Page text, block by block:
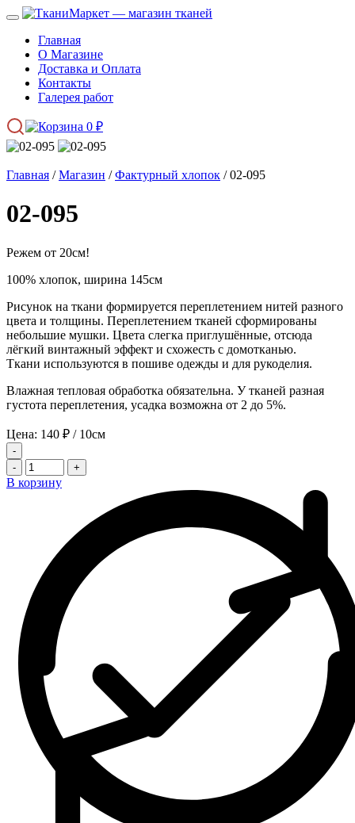
Главная
О Магазине
Доставка и Оплата
Контакты
Галерея работ
0 ₽
Главная /Магазин /Фактурный хлопок / 02-095
02-095
Режем от 20см!
100% хлопок, ширина 145см
Рисунок на ткани формируется переплетением нитей разного
цвета и толщины. Переплетением тканей сформированы
небольшие мушки. Цвета слегка приглушённые, отсюда
лёгкий винтажный эффект и схожесть с домотканью.
Ткани используются в пошиве одежды и для рукоделия.
Влажная тепловая обработка обязательна. У тканей разная
густота переплетения, усадка возможна от 2 до 5%.
Цена: 140 ₽ / 10см
-
-
+
В корзину